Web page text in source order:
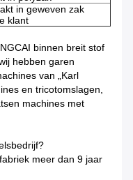
in geweven zak
klant
binnen breit stof
hebben garen
van „Karl
en tricotomslagen,
machines met
meer dan 9 jaar